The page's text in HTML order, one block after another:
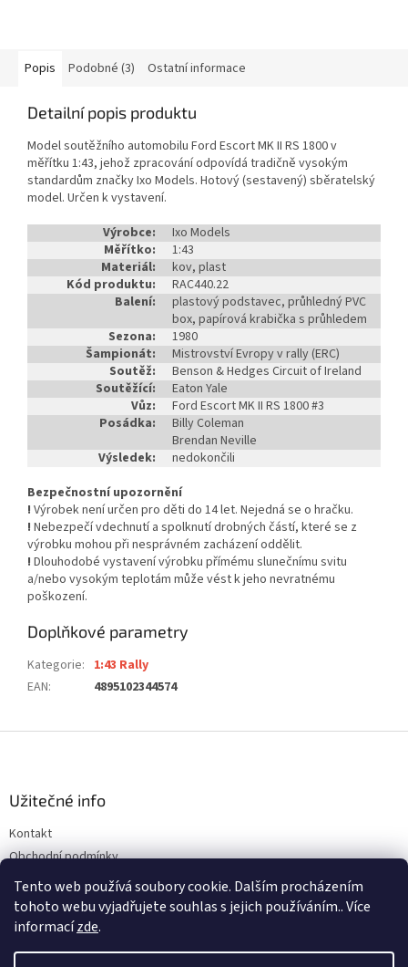
Tento web používá soubory cookie. Dalším procházením
tohoto webu vyjadřujete souhlas s jejich používáním.. Více
informacízde.
Popis Podobné (3) Ostatní informace
Detailní popis produktu
Model soutěžního automobilu Ford Escort MK II RS 1800 v
měřítku 1:43, jehož zpracování odpovídá tradičně vysokým
standardům značky Ixo Models. Hotový (sestavený) sběratelský
model. Určen k vystavení.
Výrobce:
Ixo Models
Měřítko:
1:43
Materiál:
kov, plast
Kód produktu:
RAC440.22
Balení:
plastový podstavec, průhledný PVC
box, papírová krabička s průhledem
Sezona:
1980
Šampionát:
Mistrovství Evropy v rally (ERC)
Soutěž:
Benson & Hedges Circuit of Ireland
Soutěžící:
Eaton Yale
Vůz:
Ford Escort MK II RS 1800 #3
Posádka:
Billy Coleman
Brendan Neville
Výsledek:
nedokončili
Bezpečnostní upozornění
! Výrobek není určen pro děti do 14 let. Nejedná se o hračku.
! Nebezpečí vdechnutí a spolknutí drobných částí, které se z
výrobku mohou při nesprávném zacházení oddělit.
! Dlouhodobé vystavení výrobku přímému slunečnímu svitu
a/nebo vysokým teplotám může vést k jeho nevratnému
poškození.
Doplňkové parametry
Kategorie: 1:43 Rally
EAN: 4895102344574
Užitečné info
Kontakt
Obchodní podmínky
Ochrana osobních údajů